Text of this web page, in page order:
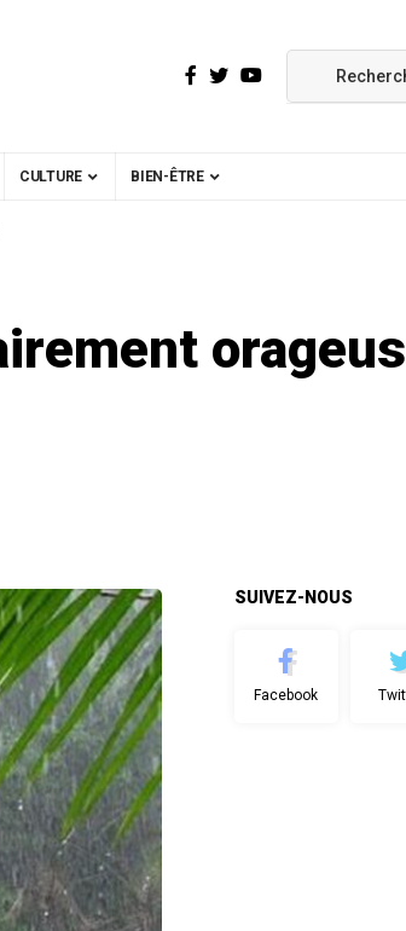
CULTURE BIEN-ÊTRE
SUIVEZ-NOUS
Facebook